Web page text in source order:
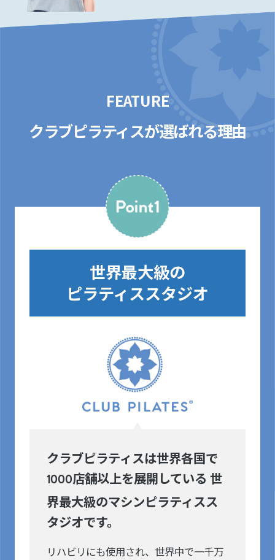
FEATURE
クラブピラティスが選ばれる理由
世界最大級の
ピラティススタジオ
クラブピラティスは世界各国で
1000店舗以上を展開している 世
界最大級のマシンピラティスス
タジオです。
リハビリにも使用され、世界中で一千万